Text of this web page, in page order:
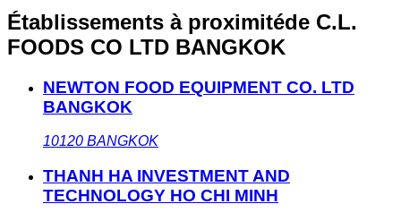
Établissements à proximitéde C.L.
FOODS CO LTD BANGKOK
NEWTON FOOD EQUIPMENT CO. LTD
BANGKOK
10120 BANGKOK
THANH HA INVESTMENT AND
TECHNOLOGY HO CHI MINH